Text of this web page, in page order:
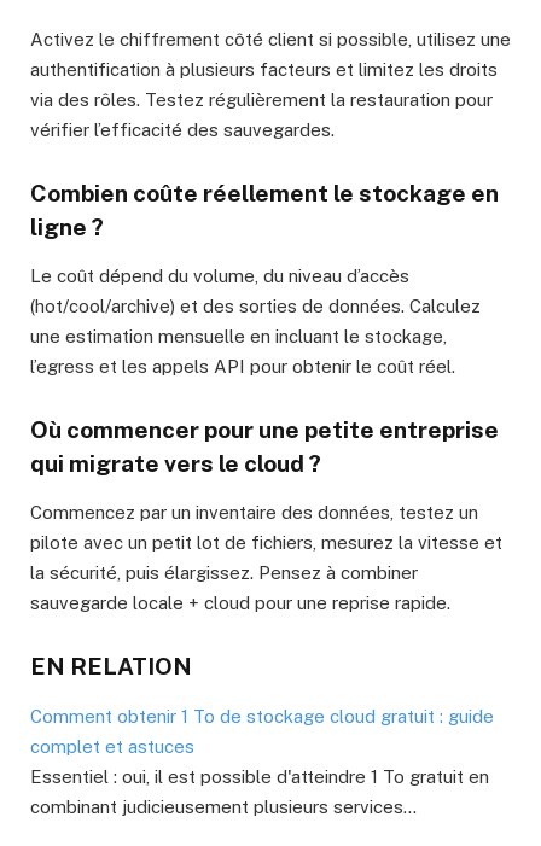
Activez le chiffrement côté client si possible, utilisez une
authentification à plusieurs facteurs et limitez les droits
via des rôles. Testez régulièrement la restauration pour
vérifier l’efficacité des sauvegardes.
Combien coûte réellement le stockage en
ligne ?
Le coût dépend du volume, du niveau d’accès
(hot/cool/archive) et des sorties de données. Calculez
une estimation mensuelle en incluant le stockage,
l’egress et les appels API pour obtenir le coût réel.
Où commencer pour une petite entreprise
qui migrate vers le cloud ?
Commencez par un inventaire des données, testez un
pilote avec un petit lot de fichiers, mesurez la vitesse et
la sécurité, puis élargissez. Pensez à combiner
sauvegarde locale + cloud pour une reprise rapide.
EN RELATION
Comment obtenir 1 To de stockage cloud gratuit : guide
complet et astuces
Essentiel : oui, il est possible d'atteindre 1 To gratuit en
combinant judicieusement plusieurs services…